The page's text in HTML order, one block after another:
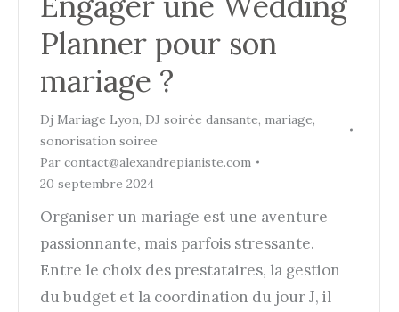
Planner pour son
mariage ?
Dj Mariage Lyon, DJ soirée dansante, mariage,
sonorisation soiree
Par contact@alexandrepianiste.com
20 septembre 2024
Organiser un mariage est une aventure
passionnante, mais parfois stressante.
Entre le choix des prestataires, la gestion
du budget et la coordination du jour J, il